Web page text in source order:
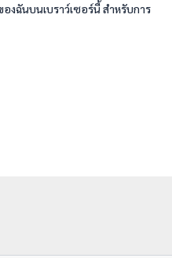
งฉันบนเบราว์เซอร์นี้ สำหรับการ